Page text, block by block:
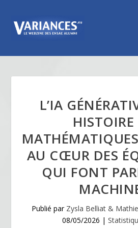
L’IA
HISTOIRE
AU CŒUR DES
QUI FONT
Publié par Zysla Belliat &
08/05/2026 |